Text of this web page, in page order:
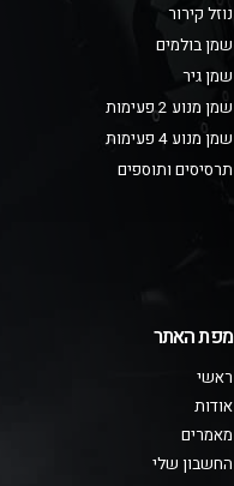
נוזל קירור
שמן בולמים
שמן גיר
שמן מנוע 2 פעימות
שמן מנוע 4 פעימות
תרסיסים ותוספים
מפת האתר
ראשי
אודות
מאמרים
החשבון שלי